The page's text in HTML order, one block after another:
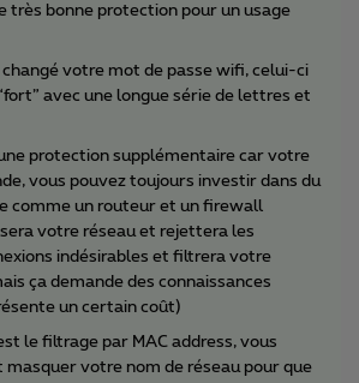
très bonne protection pour un usage
changé votre mot de passe wifi, celui-ci
avec une longue série de lettres et
protection supplémentaire car votre
vous pouvez toujours investir dans du
comme un routeur et un firewall
votre réseau et rejettera les
indésirables et filtrera votre
ça demande des connaissances
un certain coût)
le filtrage par MAC address, vous
masquer votre nom de réseau pour que